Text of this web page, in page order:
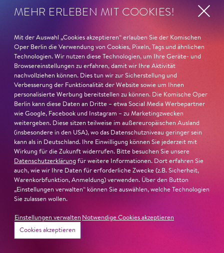
© Iko Freese / drama-berlin.de
MEHR ERLEBEN MIT COOKIES!
Mit der Auswahl „Cookies akzeptieren“ erlauben Sie der Komischen
Oper Berlin die Verwendung von Cookies, Pixeln, Tags und ähnlichen
Technologien. Wir nutzen diese Technologien, um Ihre Geräte- und
Browsereinstellungen zu erfahren, damit wir Ihre Aktivität
nachvollziehen können. Dies tun wir zur Sicherstellung und
Verbesserung der Funktionalität der Website sowie um Ihnen
personalisierte Werbung bereitstellen zu können. Die Komische Oper
Berlin kann diese Daten an Dritte – etwa Social Media Werbepartner
wie Google, Facebook und Instagram – zu Marketingzwecken
weitergeben. Diese sitzen teilweise im außereuropäischen Ausland
(insbesondere in den USA), wo das Datenschutzniveau geringer sein
kann als in Deutschland. Ihre Einwilligung können Sie jederzeit mit
Wirkung für die Zukunft widerrufen. Bitte besuchen Sie unsere
Datenschutzerklärung für weitere Informationen. Dort erfahren Sie
auch, wie wir Ihre Daten für erforderliche Zwecke (z.B. Sicherheit,
Warenkorbfunktion, Anmeldung) verwenden. Über den Button
„Einstellungen verwalten“ können Sie auswählen, welche Technologien
Sie zulassen wollen.
Einstellungen verwalten Notwendige Cookies akzeptieren
Cookies akzeptieren